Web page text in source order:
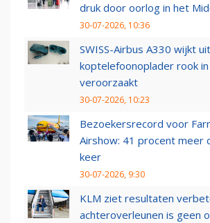
druk door oorlog in het
30-07-2026, 10:36
SWISS-Airbus A330 wijkt
koptelefoonoplader rook in
veroorzaakt
30-07-2026, 10:23
Bezoekersrecord voor
Airshow: 41 procent meer
keer
30-07-2026, 9:30
KLM ziet resultaten
achteroverleunen is geen